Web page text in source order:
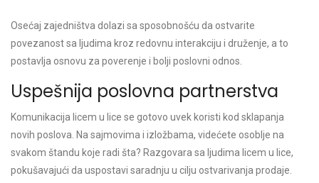
Osećaj zajedništva dolazi sa sposobnošću da ostvarite
povezanost sa ljudima kroz redovnu interakciju i druženje, a to
postavlja osnovu za poverenje i bolji poslovni odnos.
Uspešnija poslovna partnerstva
Komunikacija licem u lice se gotovo uvek koristi kod sklapanja
novih poslova. Na sajmovima i izložbama, videćete osoblje na
svakom štandu koje radi šta? Razgovara sa ljudima licem u lice,
pokušavajući da uspostavi saradnju u cilju ostvarivanja prodaje.